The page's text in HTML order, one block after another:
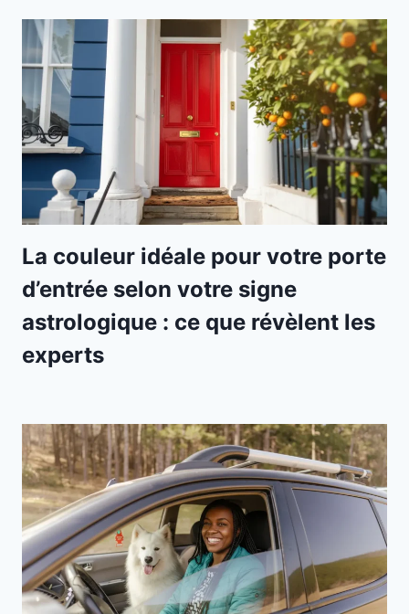
La couleur idéale pour votre porte
d’entrée selon votre signe
astrologique : ce que révèlent les
experts